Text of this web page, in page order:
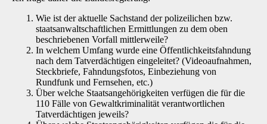
Wie ist der aktuelle Sachstand der polizeilichen bzw.
staatsanwaltschaftlichen Ermittlungen zu dem oben
beschriebenen Vorfall mittlerweile?
In welchem Umfang wurde eine Öffentlichkeitsfahndung
nach dem Tatverdächtigen eingeleitet? (Videoaufnahmen,
Steckbriefe, Fahndungsfotos, Einbeziehung von
Rundfunk und Fernsehen, etc.)
Über welche Staatsangehörigkeiten verfügen die für die
110 Fälle von Gewaltkriminalität verantwortlichen
Tatverdächtigen jeweils?